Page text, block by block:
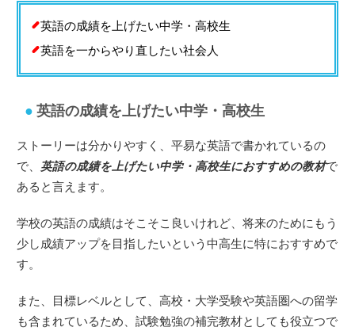
英語の成績を上げたい中学・高校生
英語を一からやり直したい社会人
英語の成績を上げたい中学・高校生
ストーリーは分かりやすく、平易な英語で書かれているの
で、 英語の成績を上げたい中学・高校生におすすめの教材で
あると言えます。
学校の英語の成績はそこそこ良いけれど、将来のためにもう
少し成績アップを目指したいという中高生に特におすすめで
す。
また、目標レベルとして、高校・大学受験や英語圏への留学
も含まれているため、試験勉強の補完教材としても役立つで